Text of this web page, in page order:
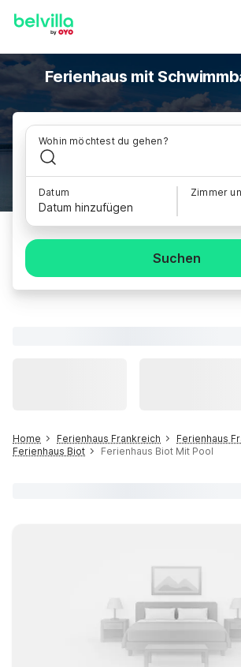
Ferienhaus mit
Wohin möchtest du gehen?
Datum
Datum hinzufügen
Zimmer
Suchen
Home Ferienhaus Frankreich
Ferienhaus
Ferienhaus Biot
Ferienhaus Biot Mit Pool